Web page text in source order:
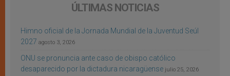
ÚLTIMAS NOTICIAS
Himno oficial de la Jornada Mundial de la Juventud Seúl
2027 agosto 3, 2026
ONU se pronuncia ante caso de obispo católico
desaparecido por la dictadura nicaragüense julio 25, 2026